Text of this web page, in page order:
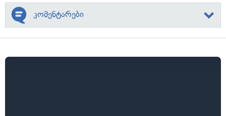
კომენტარები